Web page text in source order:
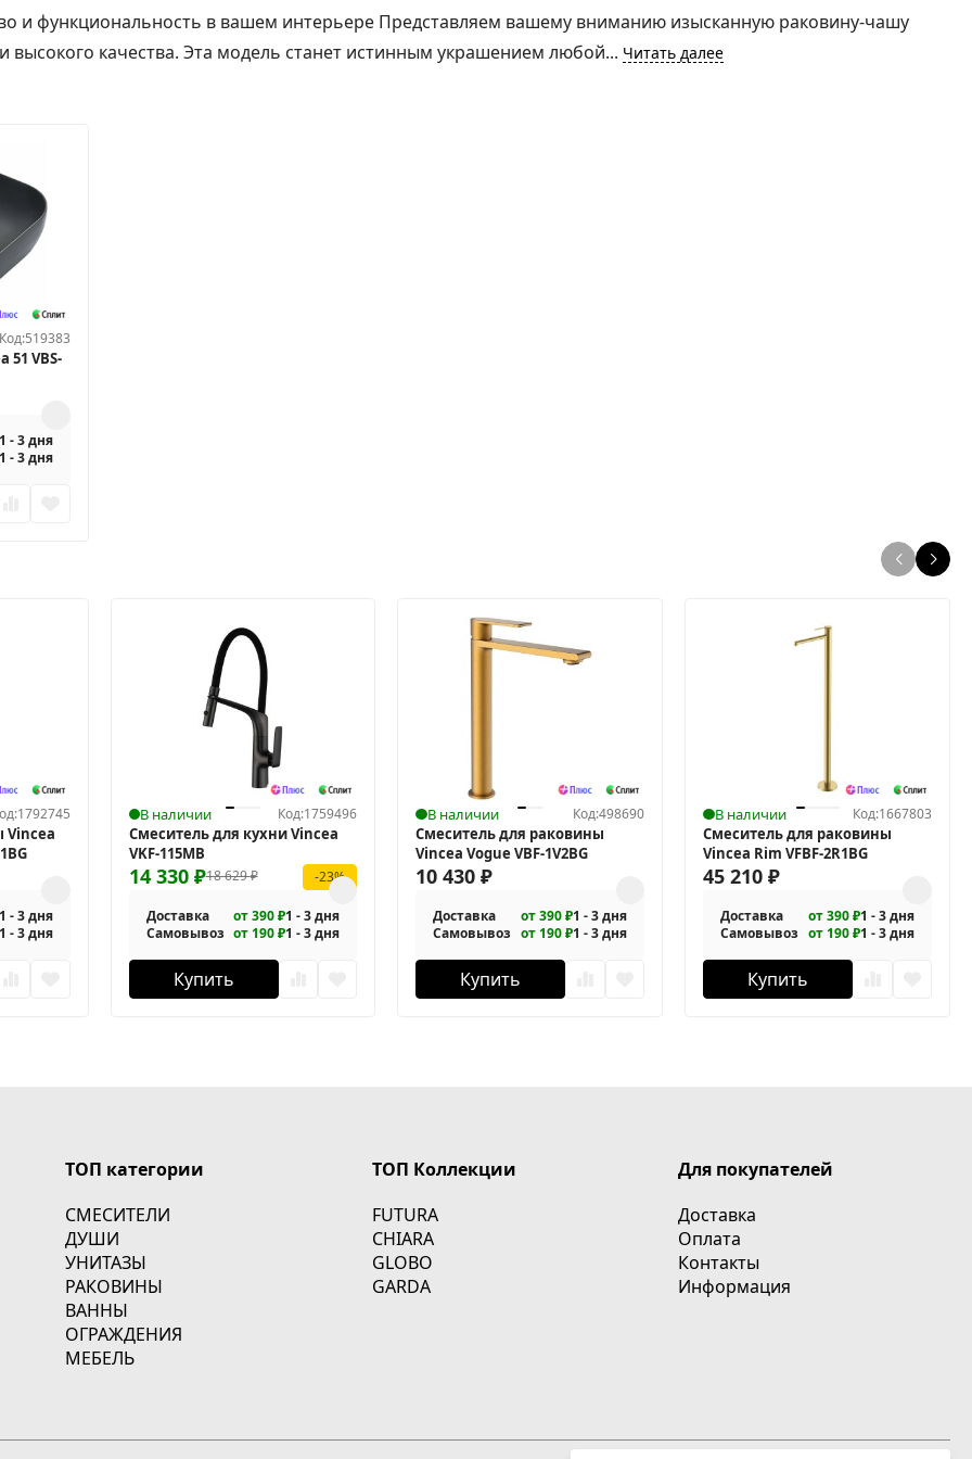
и функциональность в вашем интерьере Представляем вашему вниманию изысканную раковину-чашу
высокого качества. Эта модель станет истинным украшением любой... Читать далее
519383
51 VBS-
- 3 дня
- 3 дня
1792745
Vincea
- 3 дня
- 3 дня
В наличии Код:1759496
Смеситель для кухни Vincea
VKF-115MB
18 629₽
14 330 ₽ -23%
Доставка от 390 ₽1 - 3 дня
Самовывоз от 190 ₽1 - 3 дня
Купить
В наличии Код:498690
Смеситель для раковины
Vincea Vogue VBF-1V2BG
10 430₽
Доставка от 390 ₽1 - 3 дня
Самовывоз от 190 ₽1 - 3 дня
Купить
В наличии Код:1667803
Смеситель для раковины
Vincea Rim VFBF-2R1BG
45 210₽
Доставка от 390 ₽1 - 3 дня
Самовывоз от 190 ₽1 - 3 дня
Купить
ТОП категории
СМЕСИТЕЛИ
ДУШИ
УНИТАЗЫ
РАКОВИНЫ
ВАННЫ
ОГРАЖДЕНИЯ
МЕБЕЛЬ
ТОП Коллекции
FUTURA
CHIARA
GLOBO
GARDA
Для покупателей
Доставка
Оплата
Контакты
Информация